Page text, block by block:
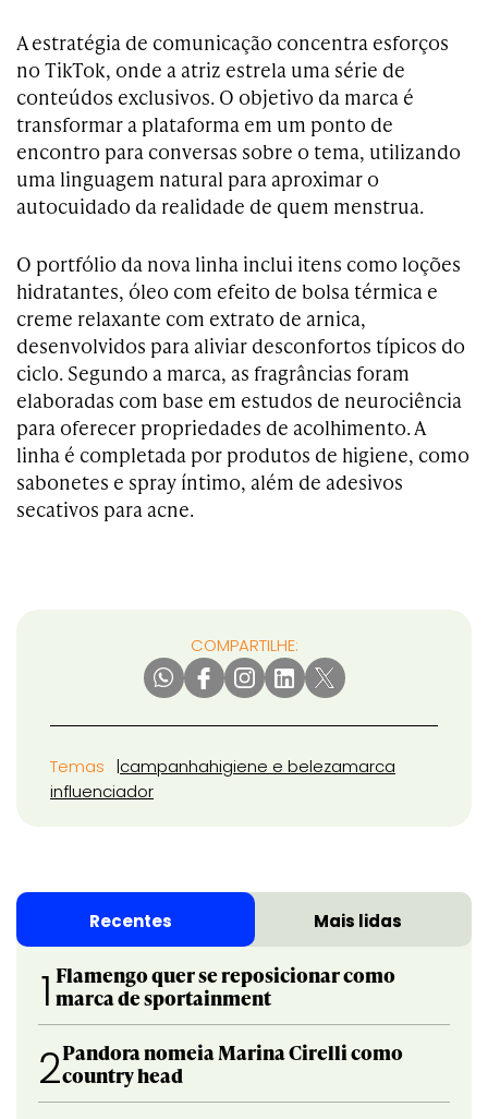
A estratégia de comunicação concentra esforços
no TikTok, onde a atriz estrela uma série de
conteúdos exclusivos. O objetivo da marca é
transformar a plataforma em um ponto de
encontro para conversas sobre o tema, utilizando
uma linguagem natural para aproximar o
autocuidado da realidade de quem menstrua.
O portfólio da nova linha inclui itens como loções
hidratantes, óleo com efeito de bolsa térmica e
creme relaxante com extrato de arnica,
desenvolvidos para aliviar desconfortos típicos do
ciclo. Segundo a marca, as fragrâncias foram
elaboradas com base em estudos de neurociência
para oferecer propriedades de acolhimento. A
linha é completada por produtos de higiene, como
sabonetes e spray íntimo, além de adesivos
secativos para acne.
COMPARTILHE:
Temas campanhahigiene e belezamarca
influenciador
Recentes Mais lidas
1 Flamengo quer se reposicionar como
marca de sportainment
2Pandora nomeia Marina Cirelli como
country head